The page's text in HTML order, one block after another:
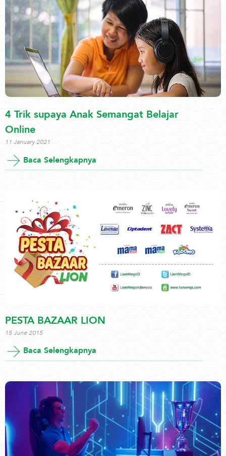
4 Trik supaya Anak Semangat Belajar
Online
11 January 2021
Baca Selengkapnya
PESTA BAZAAR LION
15 June 2015
Baca Selengkapnya